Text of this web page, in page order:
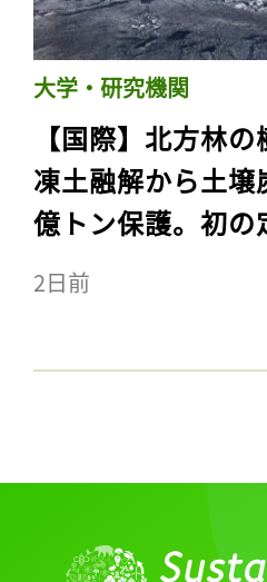
大学・研究機関
【国際】北方林
凍土融解から土壌
億トン保護。初の
2日前